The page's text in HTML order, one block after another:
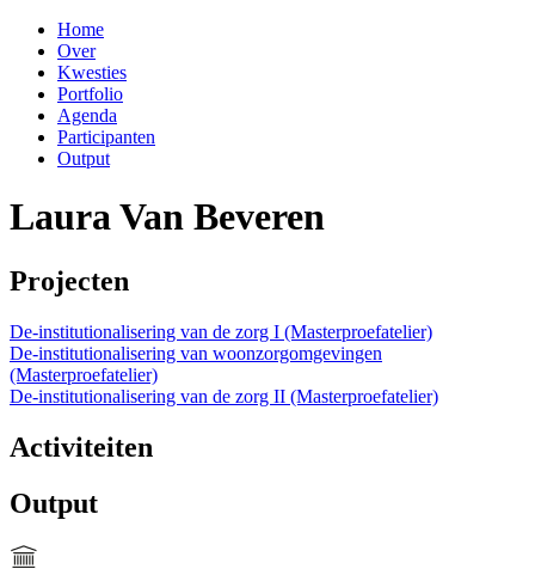
Home
Over
Kwesties
Portfolio
Agenda
Participanten
Output
Laura Van Beveren
Projecten
De-institutionalisering van de zorg I (Masterproefatelier)
De-institutionalisering van woonzorgomgevingen
(Masterproefatelier)
De-institutionalisering van de zorg II (Masterproefatelier)
Activiteiten
Output